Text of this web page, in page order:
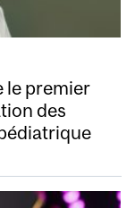
le premier
des